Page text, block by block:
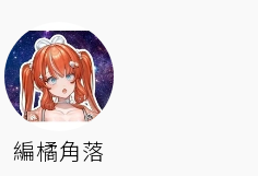
編橘角落